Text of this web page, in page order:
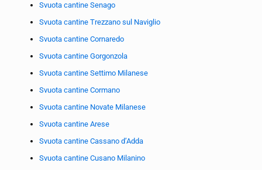
Svuota cantine Senago
Svuota cantine Trezzano sul Naviglio
Svuota cantine Cornaredo
Svuota cantine Gorgonzola
Svuota cantine Settimo Milanese
Svuota cantine Cormano
Svuota cantine Novate Milanese
Svuota cantine Arese
Svuota cantine Cassano d’Adda
Svuota cantine Cusano Milanino